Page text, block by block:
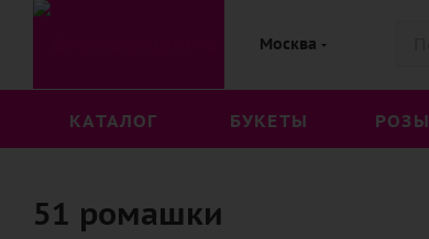
Москва
КАТАЛОГ БУКЕТЫ РОЗЫ
51 ромашки